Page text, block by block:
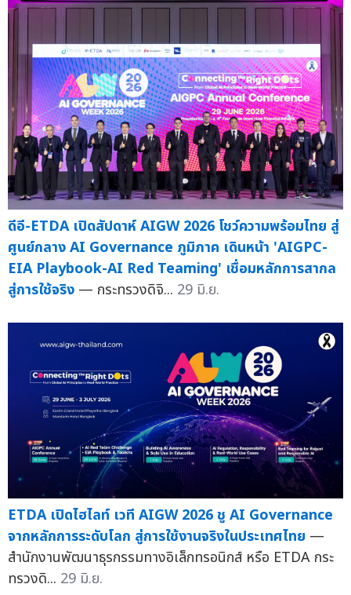
ดีอี-ETDA เปิดสัปดาห์ AIGW 2026 โชว์ความพร้อมไทย สู่
ศูนย์กลาง AI Governance ภูมิภาค เดินหน้า 'AIGPC-
EIA Playbook-AI Red Teaming' เชื่อมหลักการสากล
สู่การใช้จริง — กระทรวงดิจิ... 29 มิ.ย.
ETDA เปิดไฮไลท์ เวที AIGW 2026 ชู AI Governance
จากหลักการระดับโลก สู่การใช้งานจริงในประเทศไทย —
สำนักงานพัฒนาธุรกรรมทางอิเล็กทรอนิกส์ หรือ ETDA กระ
ทรวงดิ... 29 มิ.ย.